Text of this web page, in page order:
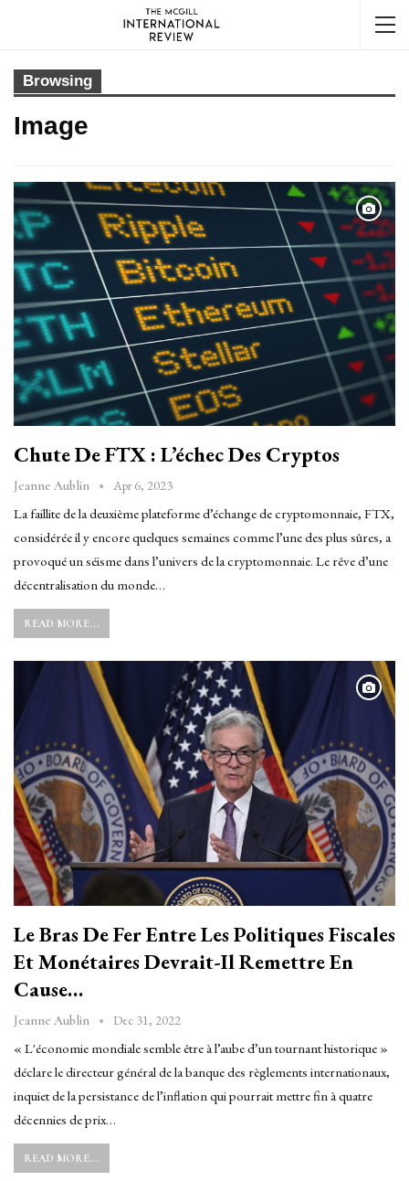
Browsing
Image
Chute De FTX : L’échec Des Cryptos
Jeanne Aublin Apr 6, 2023
La faillite de la deuxième plateforme d’échange de cryptomonnaie, FTX,
considérée il y encore quelques semaines comme l’une des plus sûres, a
provoqué un séisme dans l’univers de la cryptomonnaie. Le rêve d’une
décentralisation du monde…
READ MORE...
Le Bras De Fer Entre Les Politiques Fiscales
Et Monétaires Devrait-Il Remettre En
Cause…
Jeanne Aublin Dec 31, 2022
« L'économie mondiale semble être à l’aube d’un tournant historique »
déclare le directeur général de la banque des règlements internationaux,
inquiet de la persistance de l’inflation qui pourrait mettre fin à quatre
décennies de prix…
READ MORE...